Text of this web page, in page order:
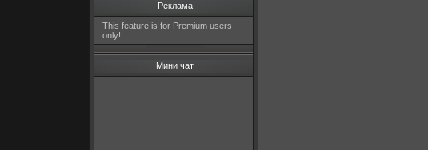
Реклама
This feature is for Premium users
only!
Мини чат